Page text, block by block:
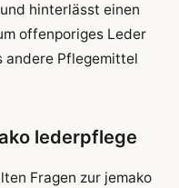
hinterlässt einen
offenporiges Leder
andere Pflegemittel
lederpflege
Fragen zur jemako